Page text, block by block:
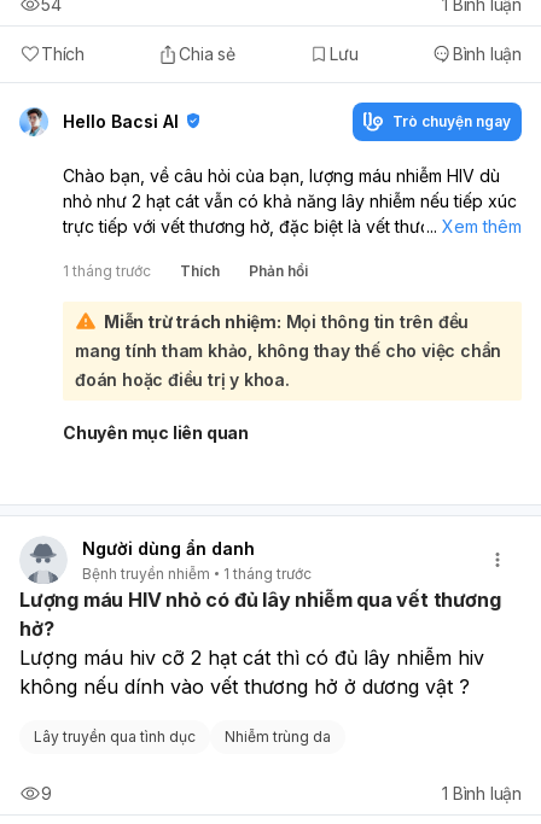
Thích Chia sẻ Lưu Bình luận
54 1 Bình luận
Hello Bacsi AI Trò chuyện ngay
Chào bạn, về câu hỏi của bạn, lượng máu nhiễm HIV dù
nhỏ như 2 hạt cát vẫn có khả năng lây nhiễm nếu tiếp xúc
trực tiếp với vết thương hở, đặc biệt là vết thương hở trên
trong trường hợp này thường được đánh giá là thấp:
Khả năng lây nhiễm HIV phụ thuộc vào nhiều yếu tố, bao
gồm:
Lượng virus trong máu nguồn:Nếu người có máu đó
đang điều trị kháng virus và có tải lượng virus dưới
ngưỡng phát hiện, nguy cơ lây nhiễm sẽ rất thấp.
Ngược lại, nếu tải lượng virus cao, nguy cơ sẽ tăng lên.
hơn so với da lành. Mức độ sâu và chảy máu của vết
Thời gian tiếp xúc:Thời gian máu nhiễm HIV tiếp xúc
với vết thương hở càng lâu, nguy cơ có thể tăng. Mặc
dù tỷ lệ lây nhiễm HIV qua vết thương hở nói chung là
rõ tải lượng virus, nguy cơ cụ thể cần được đánh giá
bởi chuyên gia y tế. Để đảm bảo an toàn và có đánh
bác sĩ tư vấn cụ thể, đánh giá tình huống phơi nhiễm và
phơi nhiễm (PEP) hay không, đặc biệt nếu sự việc xảy
... Xem thêm
1 tháng trước Thích Phản hồi
Miễn trừ trách nhiệm: Mọi thông tin trên đều
mang tính tham khảo, không thay thế cho việc chẩn
đoán hoặc điều trị y khoa.
Chuyên mục liên quan
Người dùng ẩn danh
Bệnh truyền nhiễm 1 tháng trước
Lượng máu HIV nhỏ có đủ lây nhiễm qua vết thương
hở?
Lượng máu hiv cỡ 2 hạt cát thì có đủ lây nhiễm hiv
không nếu dính vào vết thương hở ở dương vật ?
Lây truyền qua tình dục Nhiễm trùng da
9 1 Bình luận